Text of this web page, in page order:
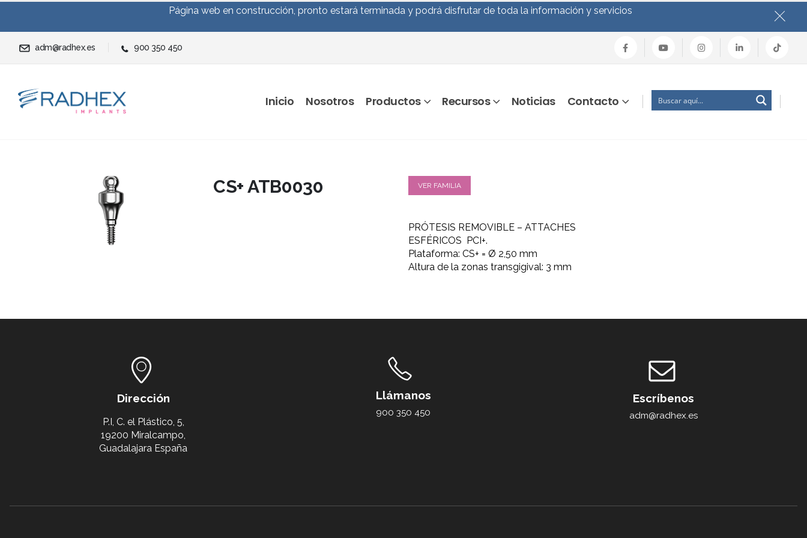
Página web en construcción, pronto estará terminada y podrá disfrutar de toda la información y servicios
adm@radhex.es 900 350 450
Inicio Nosotros Productos Recursos Noticias Contacto
CS+ ATB0030 VER FAMILIA
PRÓTESIS REMOVIBLE – ATTACHES
ESFÉRICOS PCI+.
Plataforma: CS+ = Ø 2,50 mm
Altura de la zonas transgigival: 3 mm
Dirección
P.I, C. el Plástico, 5,
19200 Miralcampo,
Guadalajara España
Llámanos
900 350 450
Escríbenos
adm@radhex.es